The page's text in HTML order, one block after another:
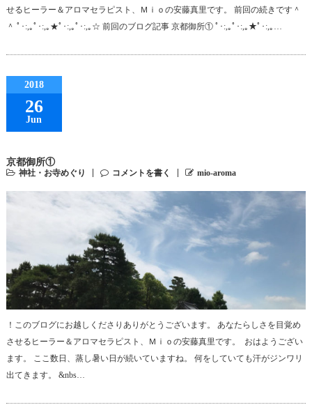
せるヒーラー＆アロマセラピスト、Ｍｉｏの安藤真里です。 前回の続きです＾
＾ ﾟ･:,｡ﾟ･:,｡★ﾟ･:,｡ﾟ･:,｡☆ 前回のブログ記事 京都御所① ﾟ･:,｡ﾟ･:,｡★ﾟ･:,｡…
2018
26
Jun
京都御所①
神社・お寺めぐり コメントを書く mio-aroma
！このブログにお越しくださりありがとうございます。 あなたらしさを目覚め
させるヒーラー＆アロマセラピスト、Ｍｉｏの安藤真里です。 おはようござい
ます。 ここ数日、蒸し暑い日が続いていますね。 何をしていても汗がジンワリ
出てきます。 &nbs…